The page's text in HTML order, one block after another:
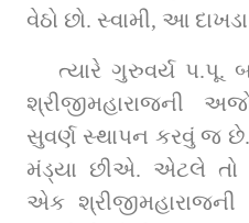
વેઠો છો. સ્વામી, આ દાખડા
ત્યારે ગુરુવર્ય પ.પૂ.
શ્રીજીમહારાજની
સુવર્ણ સ્થાપન કરવું જ
મંડ્યા છીએ. એટલે
એક